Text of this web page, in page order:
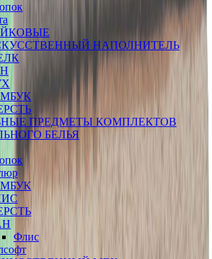
НАПОЛНИТЕЛЬ
ПРЕДМЕТЫ КОМПЛЕКТОВ
БЕЛЬЯ
Флис